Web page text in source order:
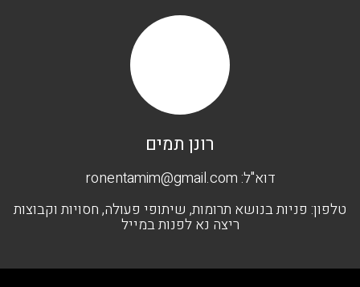
רונן תמים
דוא"ל: ronentamim@gmail.com
טלפון: פניות בנושא תרומות, שיתופי פעולה, חסויות וקבוצות
ריצה נא לפנות במייל